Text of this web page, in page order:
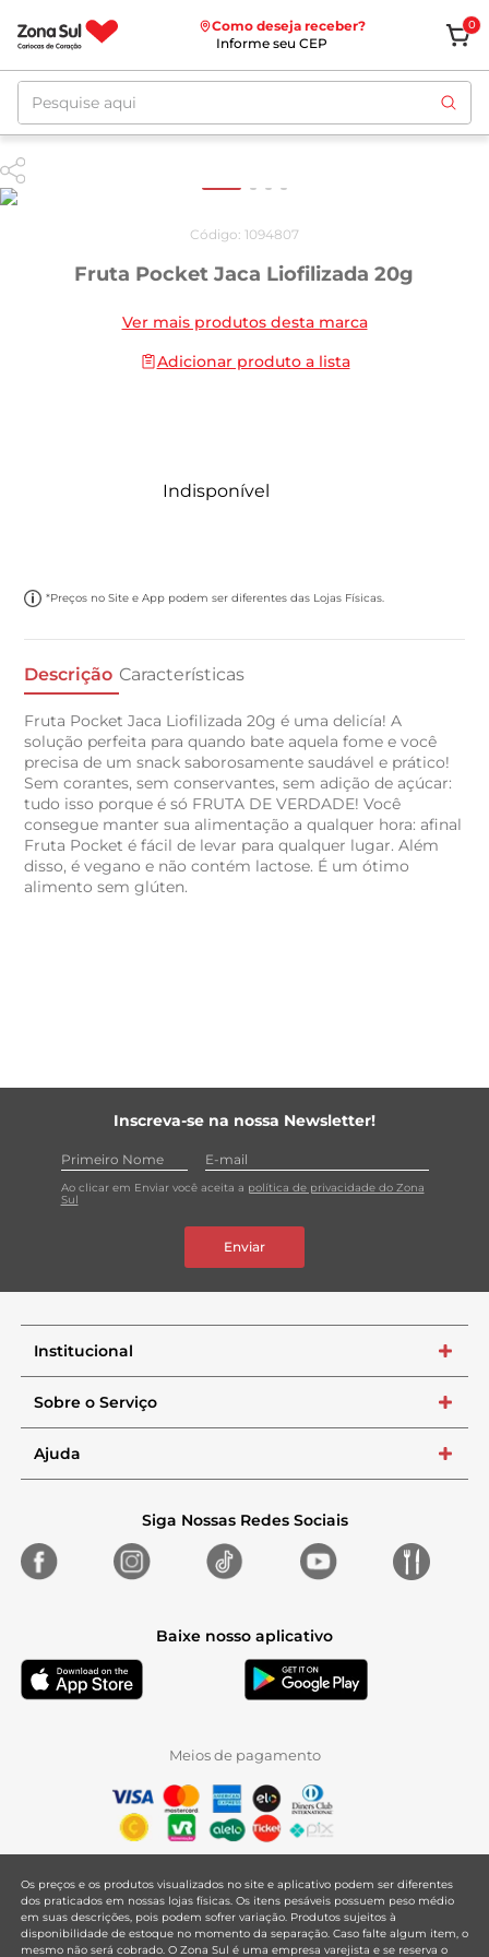
Como deseja receber?
Informe seu CEP
0
Pesquise aqui
Código: 1094807
Fruta Pocket Jaca Liofilizada 20g
Ver mais produtos desta marca
Adicionar produto a lista
Indisponível
*Preços no Site e App podem ser diferentes das Lojas Físicas.
Descrição Características
Fruta Pocket Jaca Liofilizada 20g é uma delicía! A
solução perfeita para quando bate aquela fome e você
precisa de um snack saborosamente saudável e prático!
Sem corantes, sem conservantes, sem adição de açúcar:
tudo isso porque é só FRUTA DE VERDADE! Você
consegue manter sua alimentação a qualquer hora: afinal
Fruta Pocket é fácil de levar para qualquer lugar. Além
disso, é vegano e não contém lactose. É um ótimo
alimento sem glúten.
Inscreva-se na nossa Newsletter!
Ao clicar em Enviar você aceita a política de privacidade do Zona
Sul
Enviar
Institucional +
Sobre o Serviço +
Ajuda +
Siga Nossas Redes Sociais
Baixe nosso aplicativo
Meios de pagamento
Os preços e os produtos visualizados no site e aplicativo podem ser diferentes
dos praticados em nossas lojas físicas. Os itens pesáveis possuem peso médio
em suas descrições, pois podem sofrer variação. Produtos sujeitos à
disponibilidade de estoque no momento da separação. Caso falte algum item, o
mesmo não será cobrado. O Zona Sul é uma empresa varejista e se reserva o